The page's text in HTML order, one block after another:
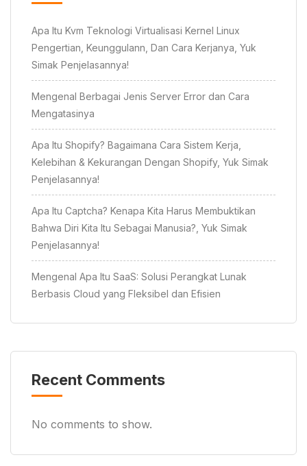
Apa Itu Kvm Teknologi Virtualisasi Kernel Linux
Pengertian, Keunggulann, Dan Cara Kerjanya, Yuk
Simak Penjelasannya!
Mengenal Berbagai Jenis Server Error dan Cara
Mengatasinya
Apa Itu Shopify? Bagaimana Cara Sistem Kerja,
Kelebihan & Kekurangan Dengan Shopify, Yuk Simak
Penjelasannya!
Apa Itu Captcha? Kenapa Kita Harus Membuktikan
Bahwa Diri Kita Itu Sebagai Manusia?, Yuk Simak
Penjelasannya!
Mengenal Apa Itu SaaS: Solusi Perangkat Lunak
Berbasis Cloud yang Fleksibel dan Efisien
Recent Comments
No comments to show.